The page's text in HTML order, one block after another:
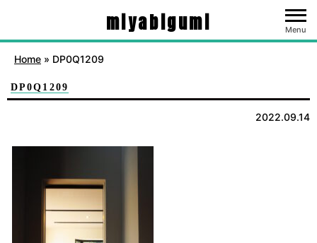
miyabigumi Menu
Home » DP0Q1209
DP0Q1209
2022.09.14